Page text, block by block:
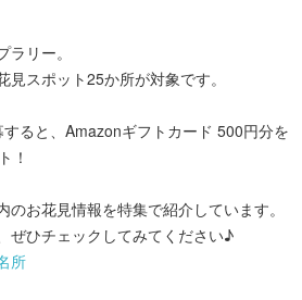
リー。
スポット25か所が対象です。
ると、Amazonギフトカード 500円分を
！
お花見情報を特集で紹介しています。
ぜひチェックしてみてください♪
所